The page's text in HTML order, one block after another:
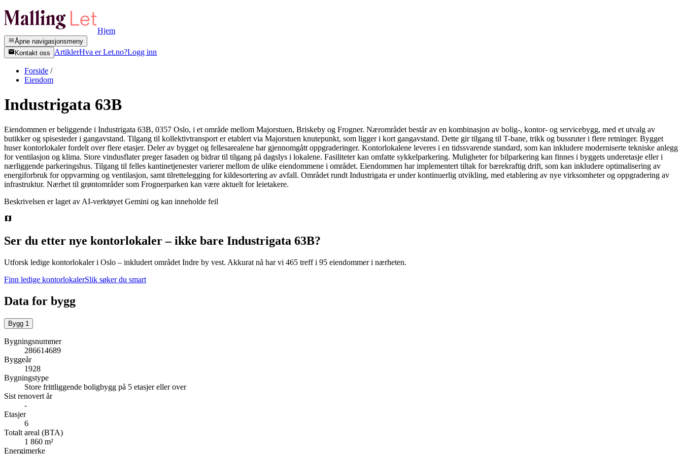
Hjem
Åpne navigasjonsmeny
Kontakt oss
ArtiklerHva er Let.no?Logg inn
Forside /
Eiendom
Industrigata 63B
Eiendommen er beliggende i Industrigata 63B, 0357 Oslo, i et område mellom Majorstuen, Briskeby og Frogner. Nærområdet består av en kombinasjon av bolig-, kontor- og servicebygg, med et utvalg av
butikker og spisesteder i gangavstand. Tilgang til kollektivtransport er etablert via Majorstuen knutepunkt, som ligger i kort gangavstand. Dette gir tilgang til T-bane, trikk og bussruter i flere retninger. Bygget
huser kontorlokaler fordelt over flere etasjer. Deler av bygget og fellesarealene har gjennomgått oppgraderinger. Kontorlokalene leveres i en tidssvarende standard, som kan inkludere moderniserte tekniske anlegg
for ventilasjon og klima. Store vindusflater preger fasaden og bidrar til tilgang på dagslys i lokalene. Fasiliteter kan omfatte sykkelparkering. Muligheter for bilparkering kan finnes i byggets underetasje eller i
nærliggende parkeringshus. Tilgang til felles kantinetjenester varierer mellom de ulike eiendommene i området. Eiendommen har implementert tiltak for bærekraftig drift, som kan inkludere optimalisering av
energiforbruk for oppvarming og ventilasjon, samt tilrettelegging for kildesortering av avfall. Området rundt Industrigata er under kontinuerlig utvikling, med etablering av nye virksomheter og oppgradering av
infrastruktur. Nærhet til grøntområder som Frognerparken kan være aktuelt for leietakere.
Beskrivelsen er laget av AI-verktøyet Gemini og kan inneholde feil
Ser du etter nye kontorlokaler – ikke bare Industrigata 63B?
Utforsk ledige kontorlokaler i Oslo – inkludert området Indre by vest. Akkurat nå har vi 465 treff i 95 eiendommer i nærheten.
Finn ledige kontorlokalerSlik søker du smart
Data for bygg
Bygg 1
Bygningsnummer
286614689
Byggeår
1928
Bygningstype
Store frittliggende boligbygg på 5 etasjer eller over
Sist renovert år
-
Etasjer
6
Totalt areal (BTA)
1 860 m²
Energimerke